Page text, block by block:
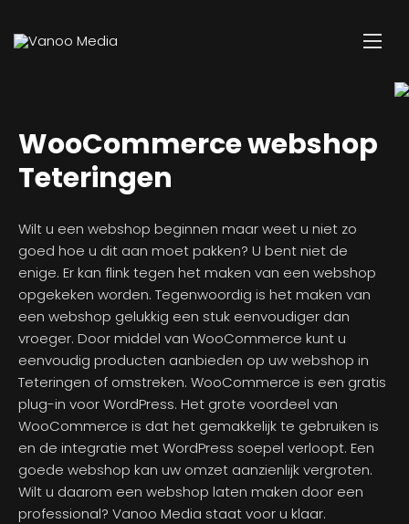
WooCommerce webshop
Teteringen
Wilt u een webshop beginnen maar weet u niet zo
goed hoe u dit aan moet pakken? U bent niet de
enige. Er kan flink tegen het maken van een webshop
opgekeken worden. Tegenwoordig is het maken van
een webshop gelukkig een stuk eenvoudiger dan
vroeger. Door middel van WooCommerce kunt u
eenvoudig producten aanbieden op uw webshop in
Teteringen of omstreken. WooCommerce is een gratis
plug-in voor WordPress. Het grote voordeel van
WooCommerce is dat het gemakkelijk te gebruiken is
en de integratie met WordPress soepel verloopt. Een
goede webshop kan uw omzet aanzienlijk vergroten.
Wilt u daarom een webshop laten maken door een
professional? Vanoo Media staat voor u klaar.